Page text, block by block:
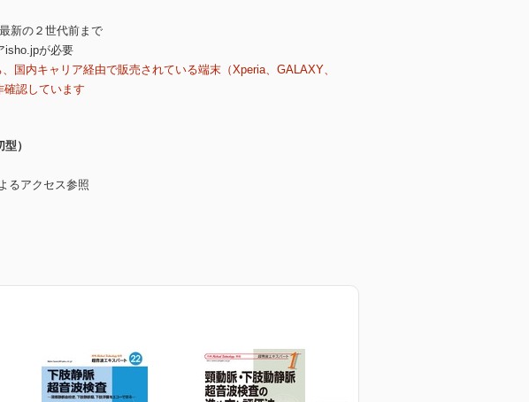
新の２世代前まで
isho.jpが必要
国内キャリア経由で販売されている端末（Xperia、GALAXY、
確認しています
）
るアクセス参照